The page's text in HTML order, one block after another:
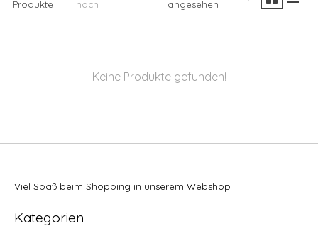
Produkte
nach
angesehen
Keine Produkte gefunden!
Viel Spaß beim Shopping in unserem Webshop
Kategorien